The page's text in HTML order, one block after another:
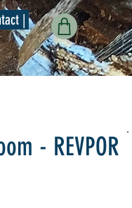
|
- REVPOR